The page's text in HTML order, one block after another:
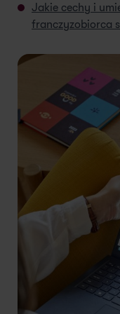
Jakie cechy i
franczyzobiorca